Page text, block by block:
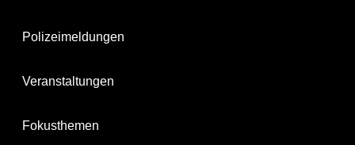
Polizeimeldungen
Veranstaltungen
Fokusthemen